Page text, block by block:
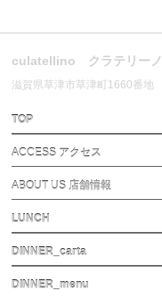
culatellino クラテリーノ
滋賀県草津市草津町1660番地
TOP
ACCESS アクセス
ABOUT US 店舗情報
LUNCH
DINNER_carta
DINNER_menu